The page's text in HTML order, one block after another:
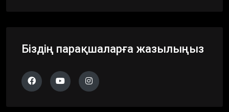
Біздің парақшаларға жазылыңыз